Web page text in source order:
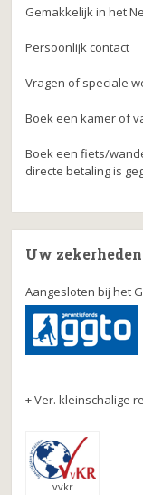
Gemakkelijk in het
Persoonlijk contact
Vragen of speciale
Boek een kamer of
Boek een fiets/
directe betaling is
Uw zekerheden
Aangesloten bij het
+ Ver. kleinschalige
vvkr